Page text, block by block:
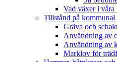
Vad växer i
Tillstånd på kommunal
Gräva och
Användning av
Användning av
Marklov för